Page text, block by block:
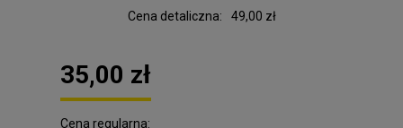
35,00 zł
Cena regularna:
Cena detaliczna: 49,00 zł